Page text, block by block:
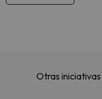
Otras